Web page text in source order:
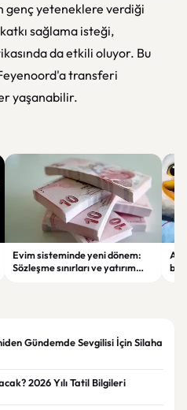
genç yeteneklere verdiği
sağlama isteği,
da etkili oluyor. Bu
transferi
yaşanabilir.
Evim sisteminde yeni dönem:
Sözleşme sınırları ve yatırım
Gündemde Sevgilisi İçin Silaha
2026 Yılı Tatil Bilgileri